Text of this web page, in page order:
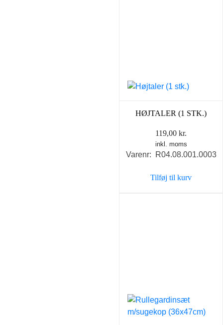
HØJTALER (1 STK.)
119,00 kr.
inkl. moms
Varenr: R04.08.001.0003
Tilføj til kurv